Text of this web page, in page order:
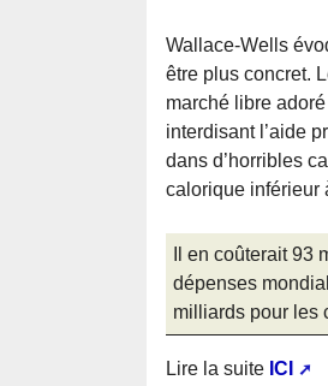
Wallace-Wells
être plus concret.
marché libre
interdisant l’aide
dans d’horribles
calorique inférieur
Il en coûterait
dépenses
milliards pour les
Lire la suite ICI